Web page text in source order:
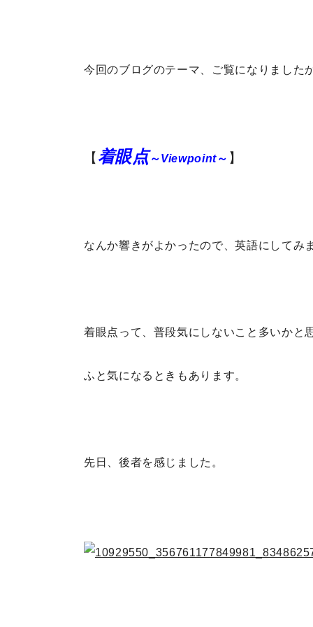
今回のブログのテーマ、ご覧になりました
【 着眼点 ～Viewpoint～ 】
なんか響きがよかったので、英語にしてみ
着眼点って、普段気にしないこと多いかと
ふと気になるときもあります。
先日、後者を感じました。